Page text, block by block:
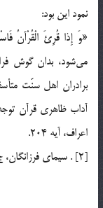
نمود اين بود:
برادران اهل سنّت
اعراف، آيه 204.
[2] . سيماي فرزانگان، ج 3، ص 279.